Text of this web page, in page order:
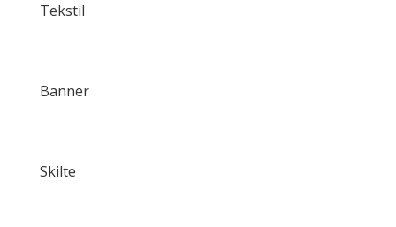
Tekstil
Banner
Skilte